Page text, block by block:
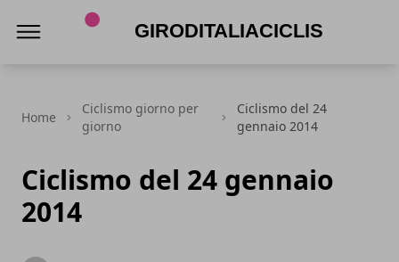
Home
Ciclismo giorno per
giorno
Ciclismo del 24
gennaio 2014
Ciclismo del 24 gennaio
2014